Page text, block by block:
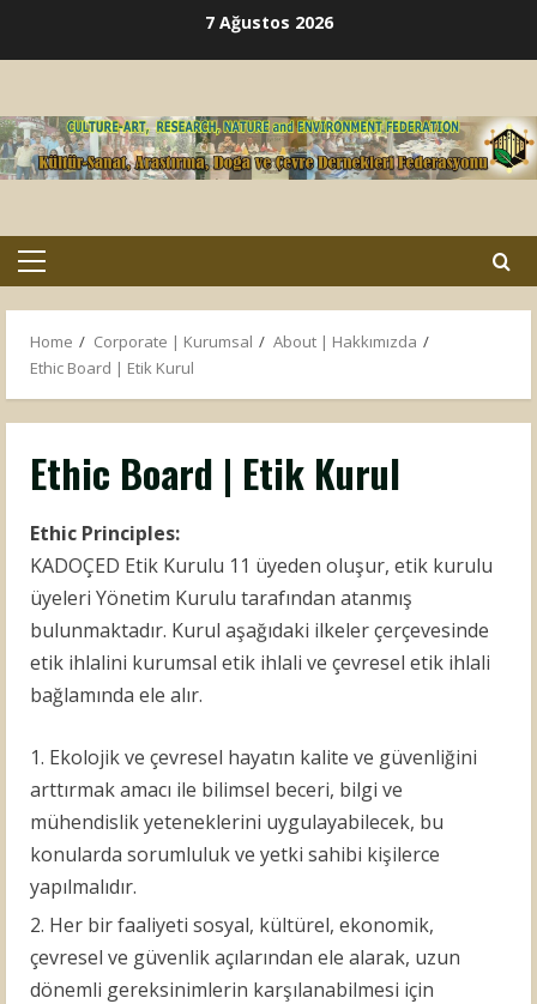
7 Ağustos 2026
Primary
Home Corporate | Kurumsal
About | Hakkımızda
Ethic Board | Etik Kurul
Ethic Board | Etik Kurul
Ethic Principles:
KADOÇED Etik Kurulu 11 üyeden oluşur, etik kurulu
üyeleri Yönetim Kurulu tarafından atanmış
bulunmaktadır. Kurul aşağıdaki ilkeler çerçevesinde
etik ihlalini kurumsal etik ihlali ve çevresel etik ihlali
bağlamında ele alır.
Ekolojik ve çevresel hayatın kalite ve güvenliğini
arttırmak amacı ile bilimsel beceri, bilgi ve
mühendislik yeteneklerini uygulayabilecek, bu
konularda sorumluluk ve yetki sahibi kişilerce
yapılmalıdır.
Her bir faaliyeti sosyal, kültürel, ekonomik,
çevresel ve güvenlik açılarından ele alarak, uzun
dönemli gereksinimlerin karşılanabilmesi için